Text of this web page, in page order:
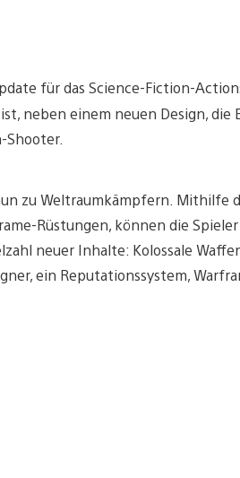
für das Science-Fiction-
neben einem neuen Design, die
zu Weltraumkämpfern. Mithilfe
Rüstungen, können die
neuer Inhalte: Kolossale
ein Reputationssystem,